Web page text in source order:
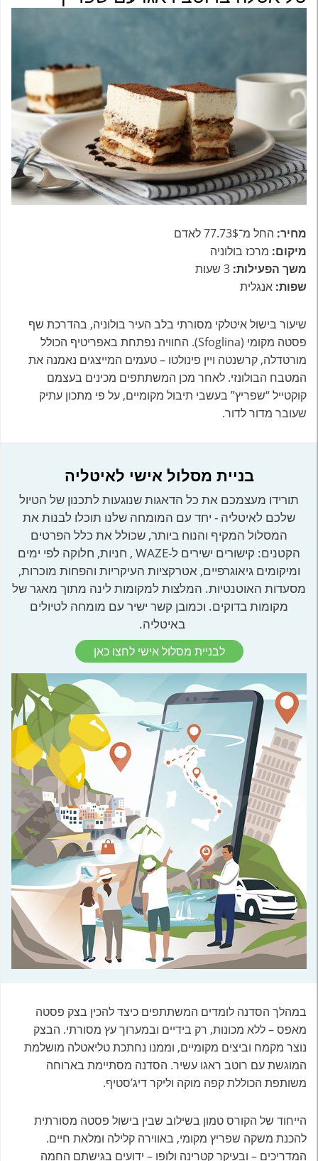
מחיר: החל מ־77.73$ לאדם
מיקום: מרכז בולוניה
משך הפעילות:
שפות: אנגלית
שיעור בישול איטלקי מסורתי בלב העיר בולוניה, בהדרכת שף
פסטה מקומי (Sfoglina). החוויה נפתחת באפריטיף הכולל
מורטדלה, קרשנטה ויין פינולטו – טעמים המייצגים נאמנה את
המטבח הבולונזי. לאחר מכן המשתתפים מכינים בעצמם
קוקטייל “שפריץ” בעשבי תיבול מקומיים, על פי מתכון עתיק
שעובר מדור לדור.
בניית מסלול אישי לאיטליה
תורידו מעצמכם את כל הדאגות שנוגעות לתכנון של הטיול
שלכם לאיטליה - יחד עם המומחה שלנו תוכלו לבנות את
המסלול המקיף והנוח ביותר, שכולל את כלל הפרטים
הקטנים: קישורים ישירים ל-WAZE , חניות, חלוקה לפי ימים
ומיקומים גיאוגרפיים, אטרקציות העיקריות והפחות מוכרות,
מסעדות האוטנטיות. המלצות למקומות לינה מתוך מאגר של
מקומות בדוקים. וכמובן קשר ישיר עם מומחה לטיולים
באיטליה.
לבניית מסלול אישי לחצו כאן
במהלך הסדנה לומדים המשתתפים כיצד להכין בצק פסטה
מאפס – ללא מכונות, רק בידיים ובמערוך עץ מסורתי. הבצק
נוצר מקמח וביצים מקומיים, וממנו נחתכת טליאטלה מושלמת
המוגשת עם רוטב ראגו עשיר. הסדנה מסתיימת בארוחה
משותפת הכוללת קפה מוקה וליקר דיג’סטיף.
הייחוד של הקורס טמון בשילוב שבין בישול פסטה מסורתית
להכנת משקה שפריץ מקומי, באווירה קלילה ומלאת חיים.
המדריכים – ובעיקר קטרינה ולופו – ידועים בגישתם החמה